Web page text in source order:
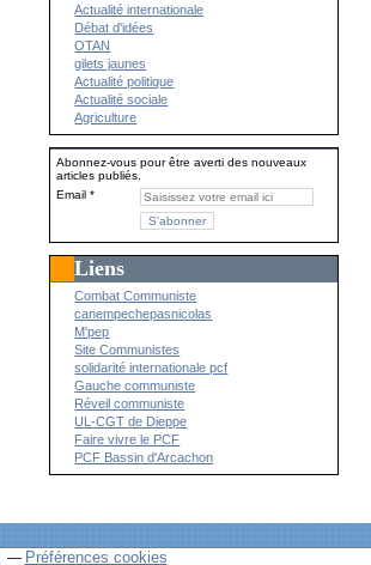
Actualité internationale
Débat d'idées
OTAN
gilets jaunes
Actualité politique
Actualité sociale
Agriculture
Abonnez-vous pour être averti des nouveaux
articles publiés.
Email
Liens
Combat Communiste
canempechepasnicolas
M'pep
Site Communistes
solidarité internationale pcf
Gauche communiste
Réveil communiste
UL-CGT de Dieppe
Faire vivre le PCF
PCF Bassin d'Arcachon
Préférences cookies